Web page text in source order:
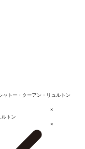
ャトー・クーアン・リュルトン
×
ルトン
×